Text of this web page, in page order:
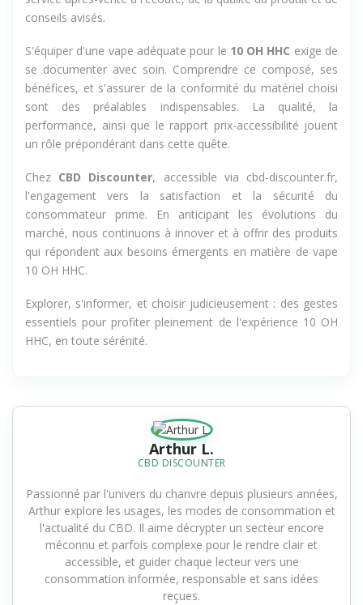
conseils avisés.
S'équiper d'une vape adéquate pour le 10 OH HHC exige de
se documenter avec soin. Comprendre ce composé, ses
bénéfices, et s'assurer de la conformité du matériel choisi
sont des préalables indispensables. La qualité, la
performance, ainsi que le rapport prix-accessibilité jouent
un rôle prépondérant dans cette quête.
Chez CBD Discounter, accessible via cbd-discounter.fr,
l'engagement vers la satisfaction et la sécurité du
consommateur prime. En anticipant les évolutions du
marché, nous continuons à innover et à offrir des produits
qui répondent aux besoins émergents en matière de vape
10 OH HHC.
Explorer, s'informer, et choisir judicieusement : des gestes
essentiels pour profiter pleinement de l'expérience 10 OH
HHC, en toute sérénité.
Arthur L.
CBD DISCOUNTER
Passionné par l'univers du chanvre depuis plusieurs années,
Arthur explore les usages, les modes de consommation et
l'actualité du CBD. Il aime décrypter un secteur encore
méconnu et parfois complexe pour le rendre clair et
accessible, et guider chaque lecteur vers une
consommation informée, responsable et sans idées
reçues.